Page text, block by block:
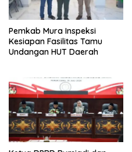
Pemkab Mura Inspeksi
Kesiapan Fasilitas Tamu
Undangan HUT Daerah